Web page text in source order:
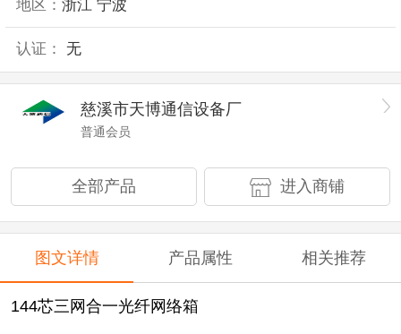
地区： 浙江 宁波
认证： 无
慈溪市天博通信设备厂
普通会员
全部产品 进入商铺
图文详情 产品属性 相关推荐
144芯三网合一光纤网络箱